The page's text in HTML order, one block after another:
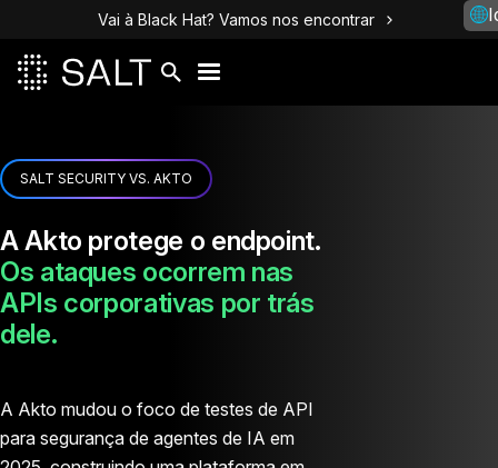
Vai à Black Hat? Vamos nos encontrar
SALT SECURITY VS. AKTO
A Akto protege o endpoint.
Os ataques ocorrem nas
APIs corporativas por trás
dele.
A Akto mudou o foco de testes de API
para segurança de agentes de IA em